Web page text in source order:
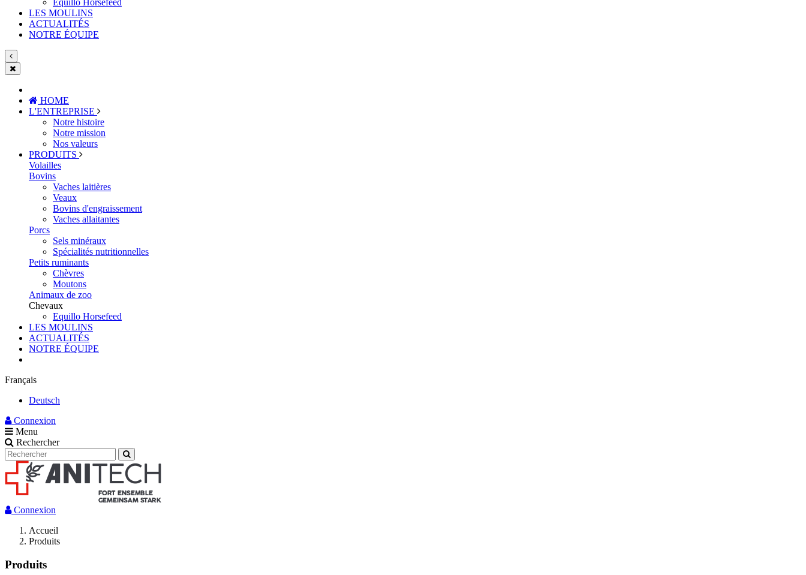
Equillo Horsefeed
LES MOULINS
ACTUALITÉS
NOTRE ÉQUIPE
HOME
L'ENTREPRISE
Notre histoire
Notre mission
Nos valeurs
PRODUITS
Volailles
Bovins
Vaches laitières
Veaux
Bovins d'engraissement
Vaches allaitantes
Porcs
Sels minéraux
Spécialités nutritionnelles
Petits ruminants
Chèvres
Moutons
Animaux de zoo
Chevaux
Equillo Horsefeed
LES MOULINS
ACTUALITÉS
NOTRE ÉQUIPE
Français
Deutsch
Connexion
Menu
Rechercher
Connexion
Accueil
Produits
Produits